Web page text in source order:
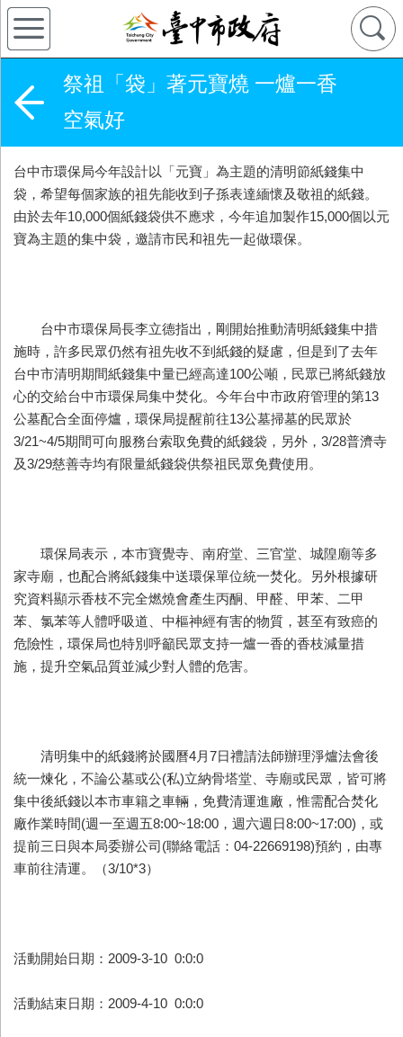
祭祖「袋」著元寶燒 一爐一香
空氣好
台中市環保局今年設計以「元寶」為主題的清明節紙錢集中
袋，希望每個家族的祖先能收到子孫表達緬懷及敬祖的紙錢。
由於去年10,000個紙錢袋供不應求，今年追加製作15,000個以元
寶為主題的集中袋，邀請市民和祖先一起做環保。
台中市環保局長李立德指出，剛開始推動清明紙錢集中措
施時，許多民眾仍然有祖先收不到紙錢的疑慮，但是到了去年
台中市清明期間紙錢集中量已經高達100公噸，民眾已將紙錢放
心的交給台中市環保局集中焚化。今年台中市政府管理的第13
公墓配合全面停爐，環保局提醒前往13公墓掃墓的民眾於
3/21~4/5期間可向服務台索取免費的紙錢袋，另外，3/28普濟寺
及3/29慈善寺均有限量紙錢袋供祭祖民眾免費使用。
環保局表示，本市寶覺寺、南府堂、三官堂、城隍廟等多
家寺廟，也配合將紙錢集中送環保單位統一焚化。另外根據研
究資料顯示香枝不完全燃燒會產生丙酮、甲醛、甲苯、二甲
苯、氯苯等人體呼吸道、中樞神經有害的物質，甚至有致癌的
危險性，環保局也特別呼籲民眾支持一爐一香的香枝減量措
施，提升空氣品質並減少對人體的危害。
清明集中的紙錢將於國曆4月7日禮請法師辦理淨爐法會後
統一煉化，不論公墓或公(私)立納骨塔堂、寺廟或民眾，皆可將
集中後紙錢以本市車籍之車輛，免費清運進廠，惟需配合焚化
廠作業時間(週一至週五8:00~18:00，週六週日8:00~17:00)，或
提前三日與本局委辦公司(聯絡電話：04-22669198)預約，由專
車前往清運。（3/10*3）
活動開始日期：2009-3-10 0:0:0
活動結束日期：2009-4-10 0:0:0